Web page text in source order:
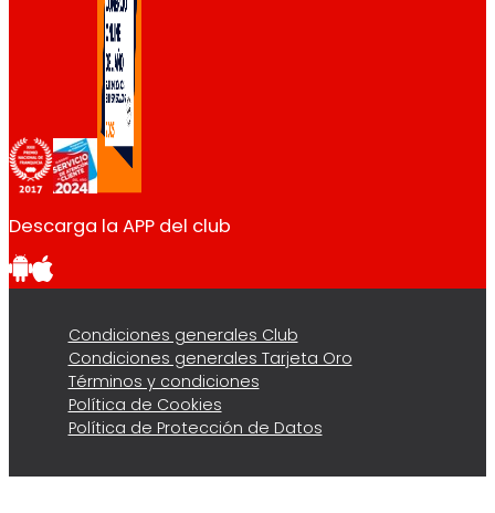
Descarga la APP del club
Condiciones generales Club
Condiciones generales Tarjeta Oro
Términos y condiciones
Política de Cookies
Política de Protección de Datos